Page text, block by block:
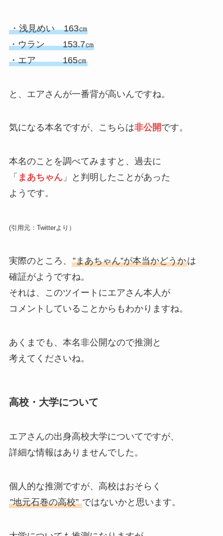
・浅見めい 163㎝
・ウラン 153.7㎝
・エア 165㎝
と、エアさんが一番背が高いんですね。
気になる本名ですが、こちらは非公開です。
本名のことを調べてみますと、過去に
「 まあちゃん」と判明したことがあった
ようです。
(引用元：Twitterより）
実際のところ、 ”まあちゃん”が本当かどうかは
確証がようですね。
それは、このツイートにエアさん本人が
コメントしていることからもわかりますね。
あくまでも、本名非公開なので推測と
考えてくださいね。
高校・大学について
エアさんの出身高校大学についてですが、
詳細な情報はありませんでした。
個人的な推測ですが、高校はおそらく
”地元石巻の高校”ではないかと思います。